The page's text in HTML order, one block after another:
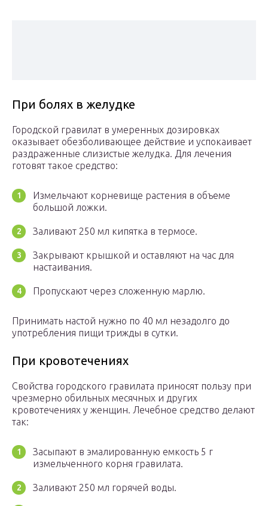
При болях в желудке
Городской гравилат в умеренных дозировках
оказывает обезболивающее действие и успокаивает
раздраженные слизистые желудка. Для лечения
готовят такое средство:
Измельчают корневище растения в объеме
большой ложки.
Заливают 250 мл кипятка в термосе.
Закрывают крышкой и оставляют на час для
настаивания.
Пропускают через сложенную марлю.
Принимать настой нужно по 40 мл незадолго до
употребления пищи трижды в сутки.
При кровотечениях
Свойства городского гравилата приносят пользу при
чрезмерно обильных месячных и других
кровотечениях у женщин. Лечебное средство делают
так:
Засыпают в эмалированную емкость 5 г
измельченного корня гравилата.
Заливают 250 мл горячей воды.